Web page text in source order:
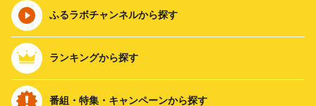
ふるラボチャンネルから探す
ランキングから探す
番組・特集・キャンペーンから探す